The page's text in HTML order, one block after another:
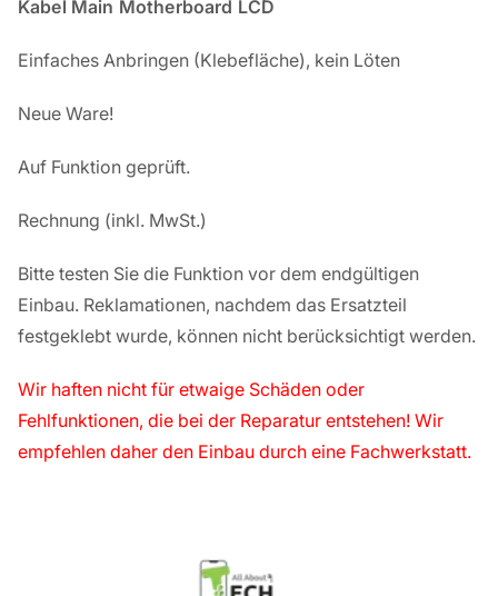
Kabel Main Motherboard LCD
Einfaches Anbringen (Klebefläche), kein Löten
Neue Ware!
Auf Funktion geprüft.
Rechnung (inkl. MwSt.)
Bitte testen Sie die Funktion vor dem endgültigen
Einbau. Reklamationen, nachdem das Ersatzteil
festgeklebt wurde, können nicht berücksichtigt werden.
Wir haften nicht für etwaige Schäden oder
Fehlfunktionen, die bei der Reparatur entstehen! Wir
empfehlen daher den Einbau durch eine Fachwerkstatt.